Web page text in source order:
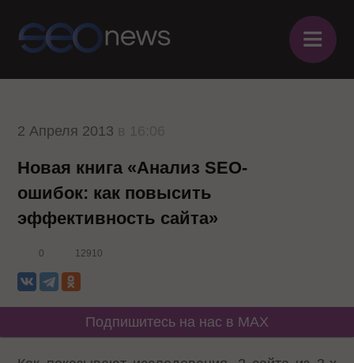
≡
2 Апреля 2013
Новая книга «Анализ SEO-
ошибок: как повысить
эффективность сайта»
0 12910
Подпишитесь на нас в MAX